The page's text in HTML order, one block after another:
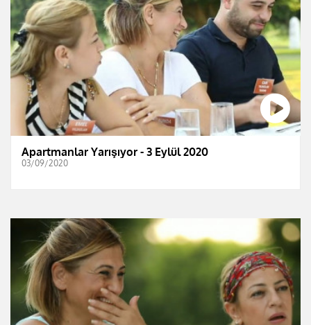
Apartmanlar Yarışıyor - 3 Eylül 2020
03/09/2020